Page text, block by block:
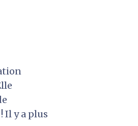
Il y a plus